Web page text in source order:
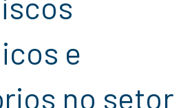
e
no setor